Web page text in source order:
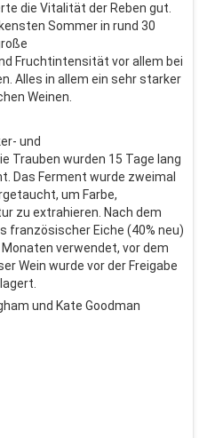
die Vitalität der Reben gut.
Sommer in rund 30
Fruchtintensität vor allem bei
Alles in allem ein sehr starker
Weinen.
und
Trauben wurden 15 Tage lang
Das Ferment wurde zweimal
um Farbe,
zu extrahieren. Nach dem
französischer Eiche (40% neu)
verwendet, vor dem
Wein wurde vor der Freigabe
und Kate Goodman